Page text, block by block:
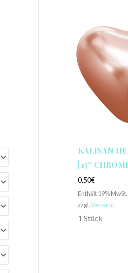
KALISAN
| 15″
0,50€
Enthält 19% MwSt.
zzgl.Versand
1 Stück